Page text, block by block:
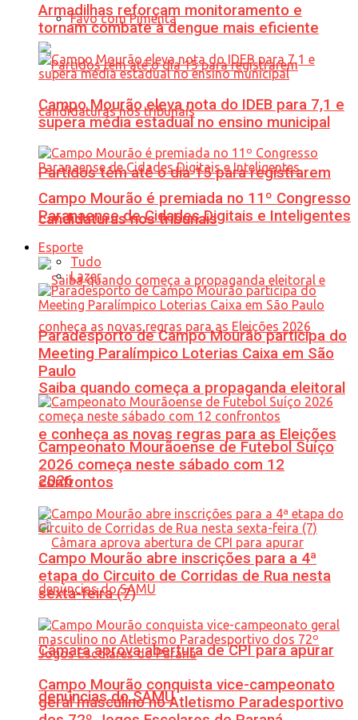
Favo com Pimenta
Partidos têm até o dia 15 para registrarem
candidaturas nos tribunais
Saiba quando começa a propaganda eleitoral
e conheça as novas regras para as Eleições
2026
Câmara aprova abertura de CPI para apurar
denúncias do SAMU
Armadilhas reforçam monitoramento e
tornam combate à dengue mais eficiente
Campo Mourão eleva nota do IDEB para 7,1 e
supera média estadual no ensino municipal
Campo Mourão é premiada no 11º Congresso
Paranaense de Cidades Digitais e Inteligentes
Esporte
Tudo
Lazer
Paradesporto de Campo Mourão participa do
Meeting Paralímpico Loterias Caixa em São
Paulo
Campeonato Mourãoense de Futebol Suíço
2026 começa neste sábado com 12
confrontos
Campo Mourão abre inscrições para a 4ª
etapa do Circuito de Corridas de Rua nesta
sexta-feira (7)
Campo Mourão conquista vice-campeonato
geral masculino no Atletismo Paradesportivo